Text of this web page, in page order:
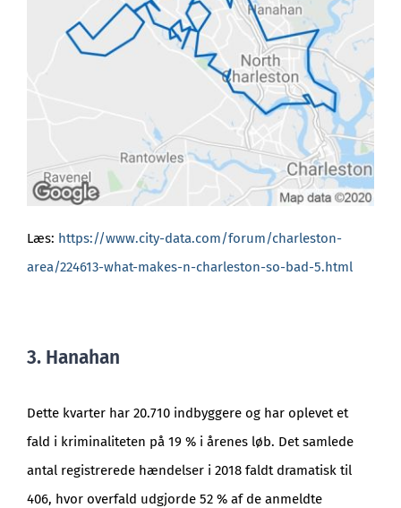
Læs: https://www.city-data.com/forum/charleston-
area/224613-what-makes-n-charleston-so-bad-5.html
3. Hanahan
Dette kvarter har 20.710 indbyggere og har oplevet et
fald i kriminaliteten på 19 % i årenes løb. Det samlede
antal registrerede hændelser i 2018 faldt dramatisk til
406, hvor overfald udgjorde 52 % af de anmeldte